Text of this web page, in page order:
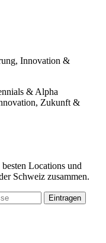
Innovation &
& Alpha
Zukunft &
Locations und
Schweiz zusammen.
Eintragen